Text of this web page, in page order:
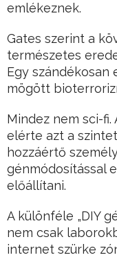
emlékeznek.
Gates szerint a
természetes
Egy szándékosan
mögött
Mindez nem sci-fi.
elérte azt a
hozzáértő
génmódosítással
előállítani.
A különféle „DIY
nem csak
internet szürke